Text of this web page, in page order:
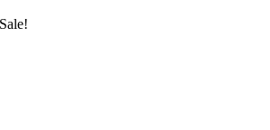
Sale!